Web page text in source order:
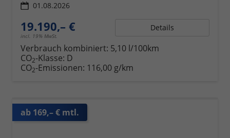
01.08.2026
19.190,– €
incl. 19% MwSt.
Details
Verbrauch kombiniert: 5,10 l/100km
CO2-Klasse: D
CO2-Emissionen: 116,00 g/km
ab 169,– € mtl.